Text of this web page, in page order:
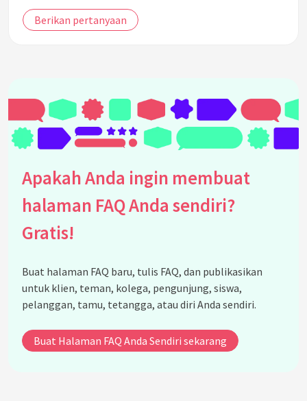
Berikan pertanyaan
Apakah Anda ingin membuat
halaman FAQ Anda sendiri?
Gratis!
Buat halaman FAQ baru, tulis FAQ, dan publikasikan
untuk klien, teman, kolega, pengunjung, siswa,
pelanggan, tamu, tetangga, atau diri Anda sendiri.
Buat Halaman FAQ Anda Sendiri sekarang